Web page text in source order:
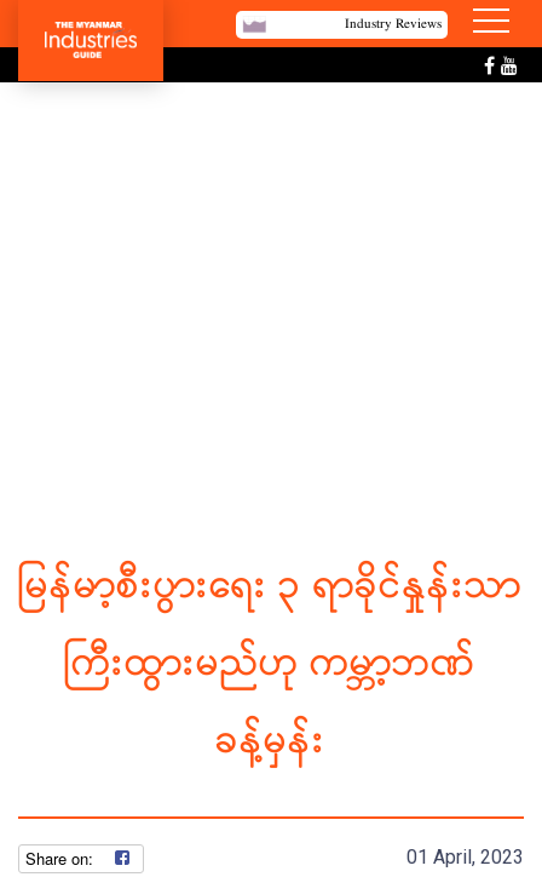
Industry Reviews
မြန်မာ့စီးပွားရေး ၃ ရာခိုင်နှုန်းသာ
ကြီးထွားမည်ဟု ကမ္ဘာ့ဘဏ်
ခန့်မှန်း
01 April, 2023